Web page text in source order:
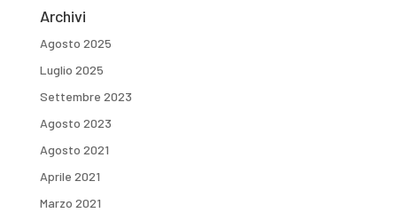
Archivi
Agosto 2025
Luglio 2025
Settembre 2023
Agosto 2023
Agosto 2021
Aprile 2021
Marzo 2021